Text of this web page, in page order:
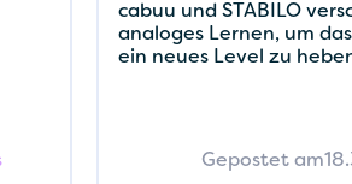
cabuu und STABILO
analoges Lernen, um
ein neues Level zu
Gepostet am